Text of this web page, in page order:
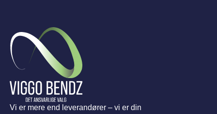
Vi er mere end leverandører – vi er din